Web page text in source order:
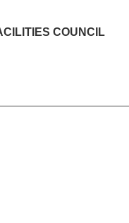
COUNCIL